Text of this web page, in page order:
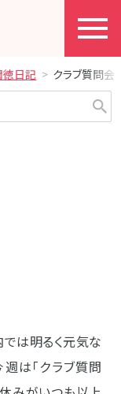
徳日記 クラブ質問会
は明るく元気な
は「クラブ質問